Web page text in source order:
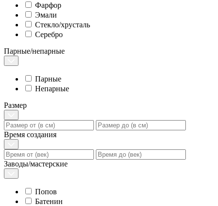
Фарфор
Эмали
Стекло/хрусталь
Серебро
Парные/непарные
Парные
Непарные
Размер
Время создания
Заводы/мастерские
Попов
Батенин